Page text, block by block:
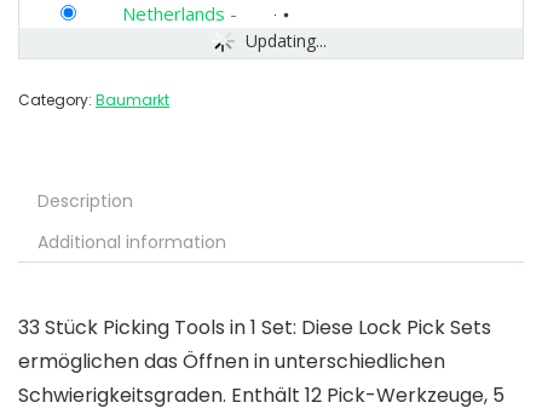
Updating...
Netherlands -
Category: Baumarkt
Description
Additional information
33 Stück Picking Tools in 1 Set: Diese Lock Pick Sets
ermöglichen das Öffnen in unterschiedlichen
Schwierigkeitsgraden. Enthält 12 Pick-Werkzeuge, 5